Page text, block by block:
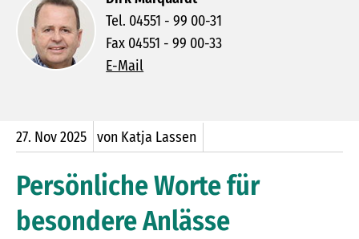
Tel. 04551 - 99 00-31
Fax 04551 - 99 00-33
E-Mail
27. Nov2025 von Katja Lassen
Persönliche Worte für
besondere Anlässe